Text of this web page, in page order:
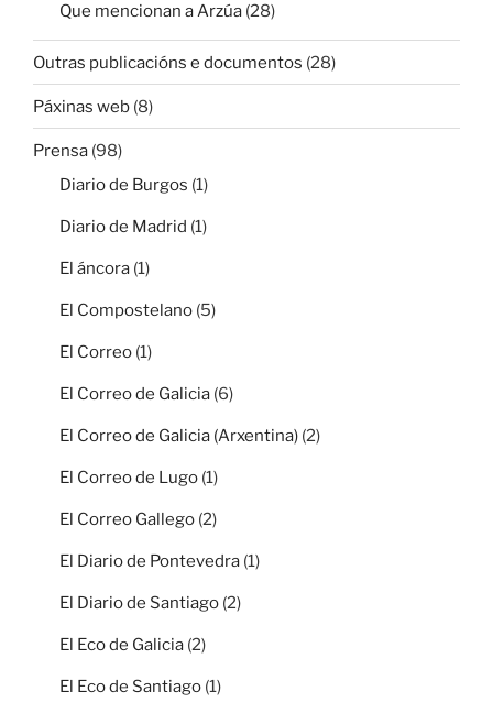
Que mencionan a Arzúa (28)
Outras publicacións e documentos (28)
Páxinas web (8)
Prensa (98)
Diario de Burgos (1)
Diario de Madrid (1)
El áncora (1)
El Compostelano (5)
El Correo (1)
El Correo de Galicia (6)
El Correo de Galicia (Arxentina) (2)
El Correo de Lugo (1)
El Correo Gallego (2)
El Diario de Pontevedra (1)
El Diario de Santiago (2)
El Eco de Galicia (2)
El Eco de Santiago (1)